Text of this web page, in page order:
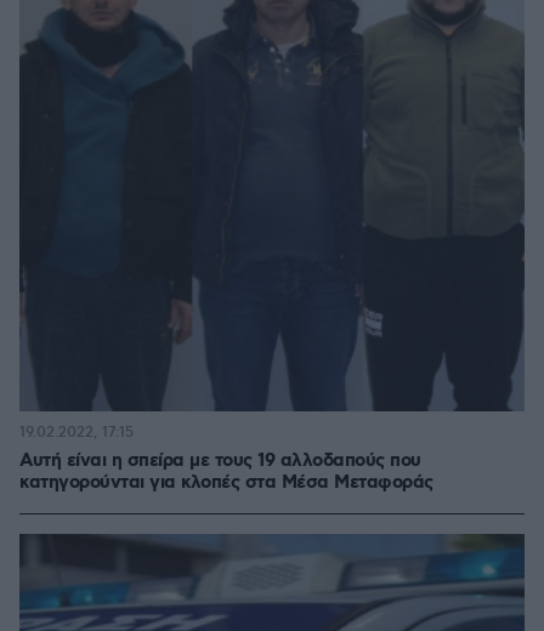
Αυτή είναι η σπείρα με τους 19 αλλοδαπούς που
κατηγορούνται για κλοπές στα Μέσα Μεταφοράς
19.02.2022, 17:15